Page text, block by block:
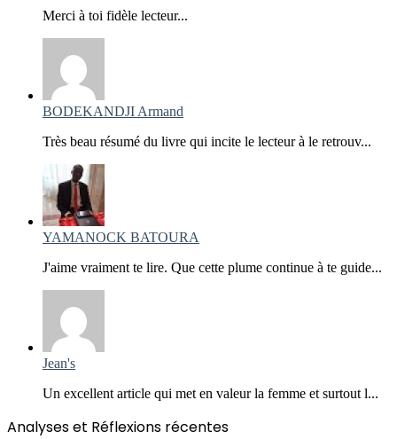
Merci à toi fidèle lecteur...
BODEKANDJI Armand
Très beau résumé du livre qui incite le lecteur à le retrouv...
YAMANOCK BATOURA
J'aime vraiment te lire. Que cette plume continue à te guide...
Jean's
Un excellent article qui met en valeur la femme et surtout l...
Analyses et Réflexions récentes